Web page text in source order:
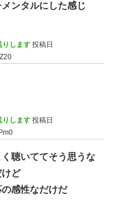
ンタルにした感じ
りします 投稿日
りします 投稿日
聴いててそう思うな
けど
感性なだけだ